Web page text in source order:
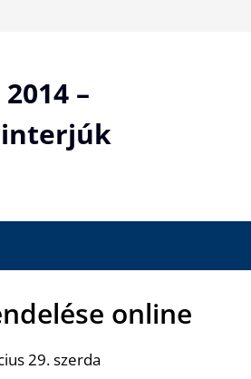
–
interjúk
online
29. szerda